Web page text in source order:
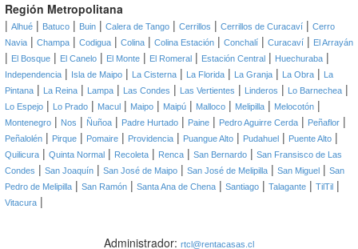
Región Metropolitana
| Alhué | Batuco | Buin | Calera de Tango | Cerrillos | Cerrillos de Curacaví | Cerro
Navia | Champa | Codigua | Colina | Colina Estación | Conchalí | Curacaví | El Arrayán
| El Bosque | El Canelo | El Monte | El Romeral | Estación Central | Huechuraba |
Independencia | Isla de Maipo | La Cisterna | La Florida | La Granja | La Obra |
La
Pintana | La Reina | Lampa | Las Condes | Las Vertientes | Linderos | Lo Barnechea |
Lo Espejo | Lo Prado | Macul | Maipo | Maipú | Malloco | Melipilla | Melocotón |
Montenegro | Nos | Ñuñoa | Padre Hurtado | Paine | Pedro Aguirre Cerda | Peñaflor |
Peñalolén | Pirque | Pomaire | Providencia | Puangue Alto | Pudahuel | Puente Alto |
Quilicura | Quinta Normal | Recoleta | Renca | San Bernardo | San Fransisco de Las
Condes | San Joaquín | San José de Maipo | San José de Melipilla | San Miguel | San
Pedro de Melipilla | San Ramón | Santa Ana de Chena | Santiago | Talagante | TilTil |
Vitacura |
Administrador: rtcl@rentacasas.cl